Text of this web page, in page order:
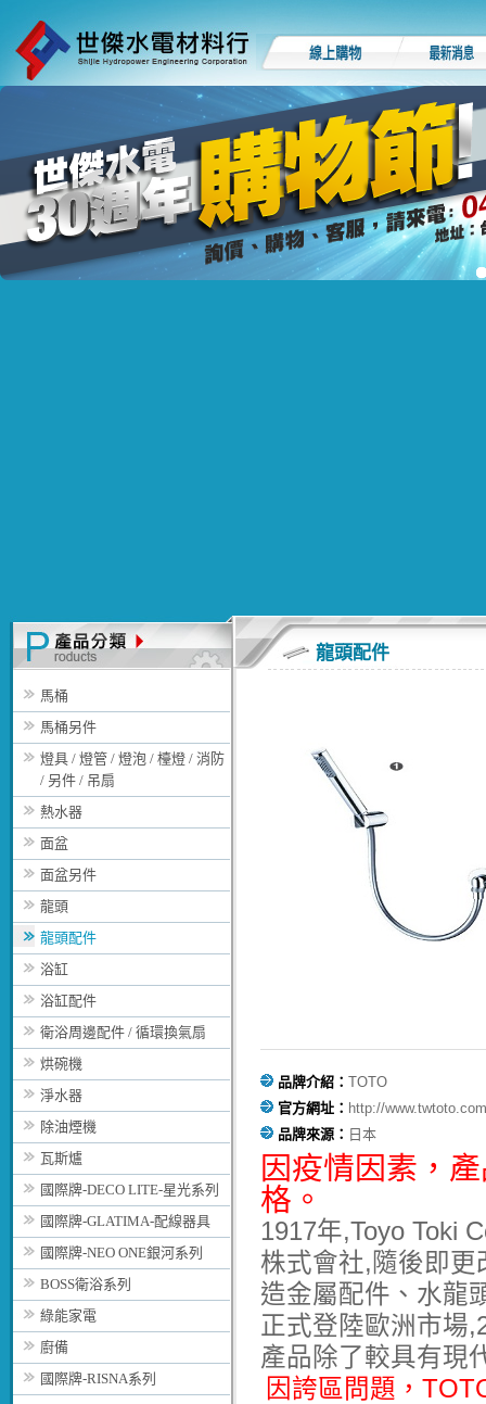
馬桶
馬桶另件
燈具 / 燈管 / 燈泡 / 檯燈 / 消防
/ 另件 / 吊扇
熱水器
面盆
面盆另件
龍頭
龍頭配件
浴缸
浴缸配件
衛浴周邊配件 / 循環換氣扇
烘碗機
淨水器
除油煙機
瓦斯爐
國際牌-DECO LITE-星光系列
國際牌-GLATIMA-配線器具
國際牌-NEO ONE銀河系列
BOSS衛浴系列
綠能家電
廚備
國際牌-RISNA系列
龍頭配件
品牌介紹： TOTO
官方網址： http://
品牌來源： 日本
因疫情因素，
格。
1917年,Toyo Toki
株式會社,隨後即
造金屬配件、水龍
正式登陸歐洲市場
產品除了較具有現
因誇區問題，